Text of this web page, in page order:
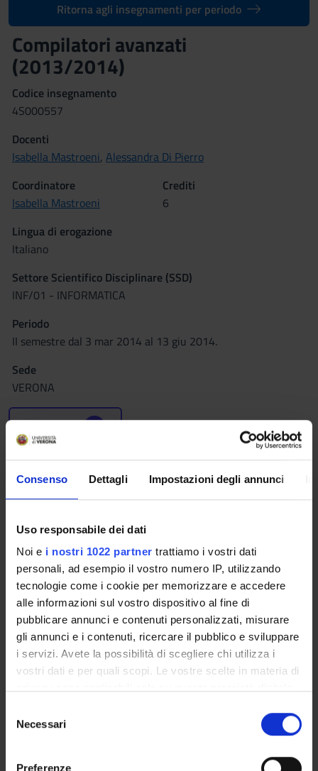
Consenso Dettagli Impostazioni degli annunci
Uso responsabile dei dati
Noi e i nostri 1022 partner trattiamo i vostri dati
personali, ad esempio il vostro numero IP, utilizzando
tecnologie come i cookie per memorizzare e accedere
alle informazioni sul vostro dispositivo al fine di
pubblicare annunci e contenuti personalizzati, misurare
gli annunci e i contenuti, ricercare il pubblico e sviluppare
i servizi. Avete la possibilità di scegliere chi utilizza i
vostri dati e per quali scopi. Le vostre scelte in materia di
modificare o revocare il proprio consenso in qualsiasi
momento dalla Dichiarazione sui cookie o facendo clic
Necessari
Preferenze
Ritorna agli insegnamenti per periodo
Compilatori avanzati
(2013/2014)
Codice insegnamento
4S000557
Docenti
Isabella Mastroeni, Alessandra Di Pierro
Coordinatore
Isabella Mastroeni
Crediti
6
Lingua di erogazione
Italiano
Settore Scientifico Disciplinare (SSD)
INF/01 - INFORMATICA
Periodo
II semestre dal 3 mar 2014 al 13 giu 2014.
Sede
VERONA
Seminari 0
Obiettivi formativi
l'analisi statica con lo scopo di comprendere in modo più
approfondito tecniche avanzate di trasformazione di
programmi, il cui intento non è necessariamente quello
classico di ottimizzare il codice, ma anche quello più di
frontiera che consiste nel proteggerlo nascondendo
informazione o scoprendo vulnerabilità.
Programma
- Introduzione al corso
- Interpretazione astratta